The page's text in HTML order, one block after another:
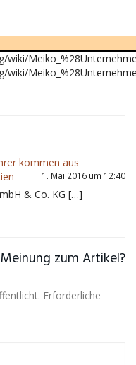
wiki/
wiki/
kommen aus
1. Mai 2016 um 12:40
& Co. KG […]
zum Artikel?
Erforderliche